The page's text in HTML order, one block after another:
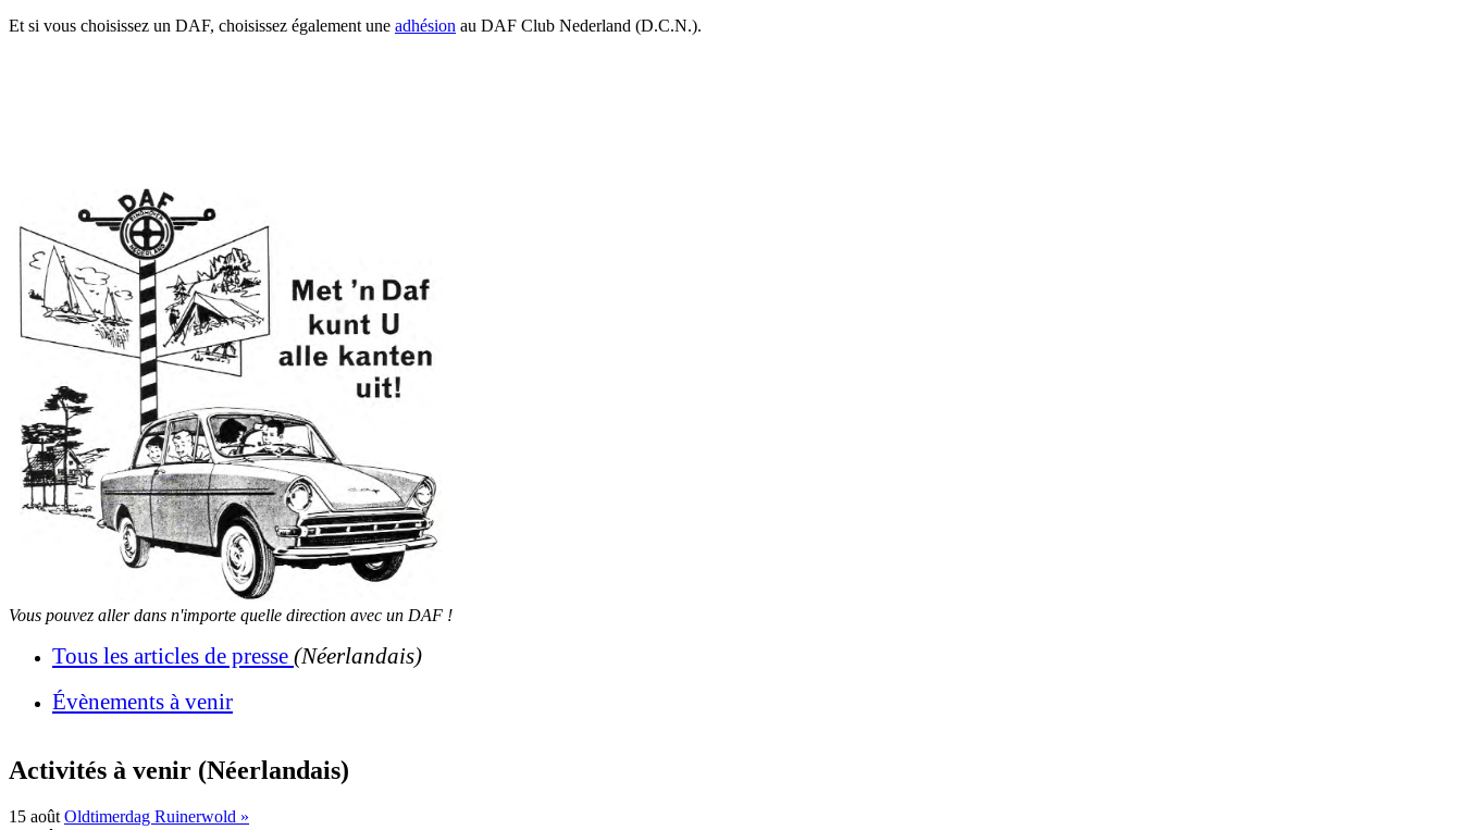
Et si vous choisissez un DAF, choisissez également une adhésion au DAF Club Nederland (D.C.N.).
Vous pouvez aller dans n'importe quelle direction avec un DAF !
Tous les articles de presse (Néerlandais)
Évènements à venir
Activités à venir (Néerlandais)
15 août Oldtimerdag Ruinerwold »